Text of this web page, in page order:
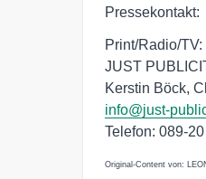
Pressekontakt:
Print/Radio/TV:
JUST
Kerstin Böck,
info@just-
Telefon: 089-
Original-Content von: